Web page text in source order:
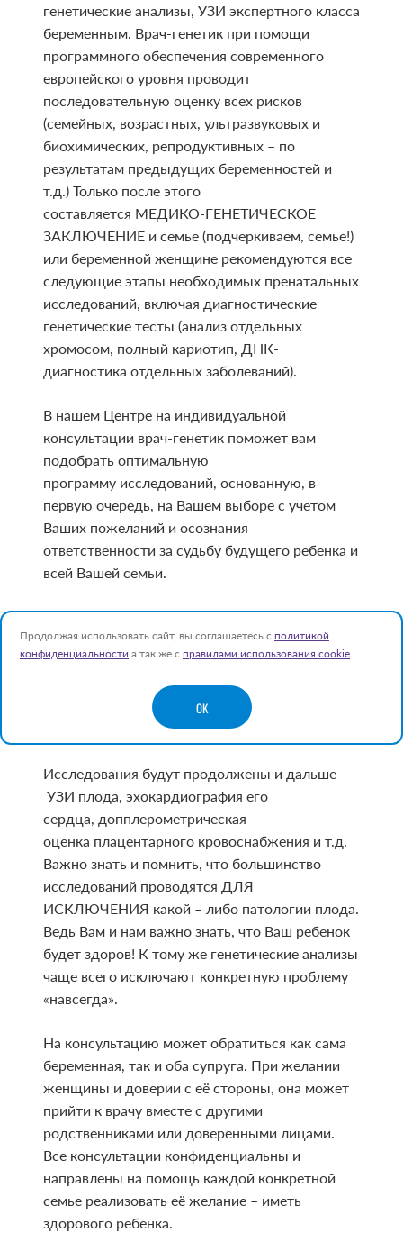
генетические анализы, УЗИ экспертного класса
беременным. Врач-генетик при помощи
программного обеспечения современного
европейского уровня проводит
последовательную оценку всех рисков
(семейных, возрастных, ультразвуковых и
биохимических, репродуктивных – по
результатам предыдущих беременностей и
т.д.) Только после этого
составляется МЕДИКО-ГЕНЕТИЧЕСКОЕ
ЗАКЛЮЧЕНИЕ и семье (подчеркиваем, семье!)
или беременной женщине рекомендуются все
следующие этапы необходимых пренатальных
исследований, включая диагностические
генетические тесты (анализ отдельных
хромосом, полный кариотип, ДНК-
диагностика отдельных заболеваний).
В нашем Центре на индивидуальной
консультации врач-генетик поможет вам
подобрать оптимальную
программу исследований, основанную, в
первую очередь, на Вашем выборе с учетом
Ваших пожеланий и осознания
ответственности за судьбу будущего ребенка и
всей Вашей семьи.
Правильно выполненная программа
пренатальных исследований позволяет уже в
12 недель значительно
снизить и исключить десятки и сотни
нарушений развития и тяжелых болезней
будущего ребенка.
Исследования будут продолжены и дальше –
УЗИ плода, эхокардиография его
сердца, допплерометрическая
оценка плацентарного кровоснабжения и т.д.
Важно знать и помнить, что большинство
исследований проводятся ДЛЯ
ИСКЛЮЧЕНИЯ какой – либо патологии плода.
Ведь Вам и нам важно знать, что Ваш ребенок
будет здоров! К тому же генетические анализы
чаще всего исключают конкретную проблему
«навсегда».
На консультацию может обратиться как сама
беременная, так и оба супруга. При желании
женщины и доверии с её стороны, она может
прийти к врачу вместе с другими
родственниками или доверенными лицами.
Все консультации конфиденциальны и
направлены на помощь каждой конкретной
семье реализовать её желание – иметь
здорового ребенка.
Продолжая использовать сайт, вы соглашаетесь с политикой
конфиденциальности а так же с правилами использования cookie
OK